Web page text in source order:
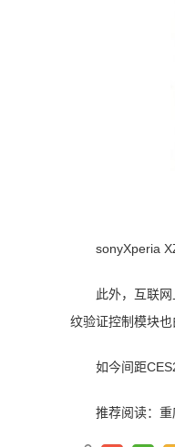
sonyXperia
此外，互联
纹验证控制模块
如今间距
推荐阅读： 重